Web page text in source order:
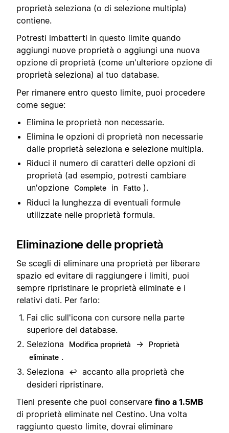
proprietà seleziona (o di selezione multipla)
contiene.
Potresti imbatterti in questo limite quando
aggiungi nuove proprietà o aggiungi una nuova
opzione di proprietà (come un'ulteriore opzione di
proprietà seleziona) al tuo database.
Per rimanere entro questo limite, puoi procedere
come segue:
Elimina le proprietà non necessarie.
Elimina le opzioni di proprietà non necessarie
dalle proprietà seleziona e selezione multipla.
Riduci il numero di caratteri delle opzioni di
proprietà (ad esempio, potresti cambiare
un'opzione Complete in Fatto ).
Riduci la lunghezza di eventuali formule
utilizzate nelle proprietà formula.
Eliminazione delle proprietà
Se scegli di eliminare una proprietà per liberare
spazio ed evitare di raggiungere i limiti, puoi
sempre ripristinare le proprietà eliminate e i
relativi dati. Per farlo:
Fai clic sull'icona con cursore nella parte
superiore del database.
Seleziona
Modifica proprietà →
Proprietà
eliminate .
Seleziona
↩️
accanto alla proprietà che
desideri ripristinare.
Tieni presente che puoi conservare fino a 1.5MB
di proprietà eliminate nel Cestino. Una volta
raggiunto questo limite, dovrai eliminare